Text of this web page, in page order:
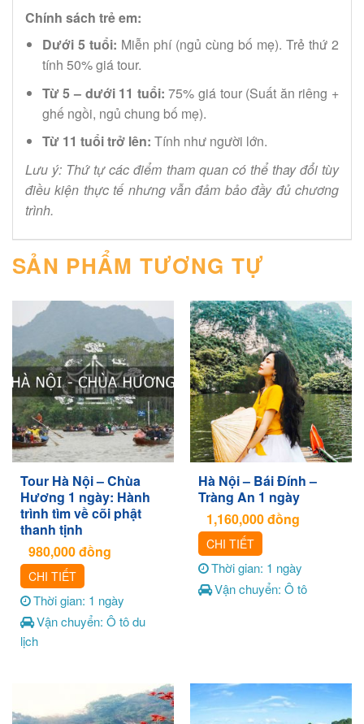
Chính sách trẻ em:
Dưới 5 tuổi: Miễn phí (ngủ cùng bố mẹ). Trẻ thứ 2
tính 50% giá tour.
Từ 5 – dưới 11 tuổi: 75% giá tour (Suất ăn riêng +
ghế ngồi, ngủ chung bố mẹ).
Từ 11 tuổi trở lên: Tính như người lớn.
Lưu ý: Thứ tự các điểm tham quan có thể thay đổi tùy
điều kiện thực tế nhưng vẫn đảm bảo đầy đủ chương
trình.
SẢN PHẨM TƯƠNG TỰ
Tour Hà Nội – Chùa
Hương 1 ngày: Hành
trình tìm về cõi phật
thanh tịnh
980,000đồng
CHI TIẾT
Thời gian: 1 ngày
Vận chuyển: Ô tô du
lịch
Hà Nội – Bái Đính –
Tràng An 1 ngày
1,160,000đồng
CHI TIẾT
Thời gian: 1 ngày
Vận chuyển: Ô tô